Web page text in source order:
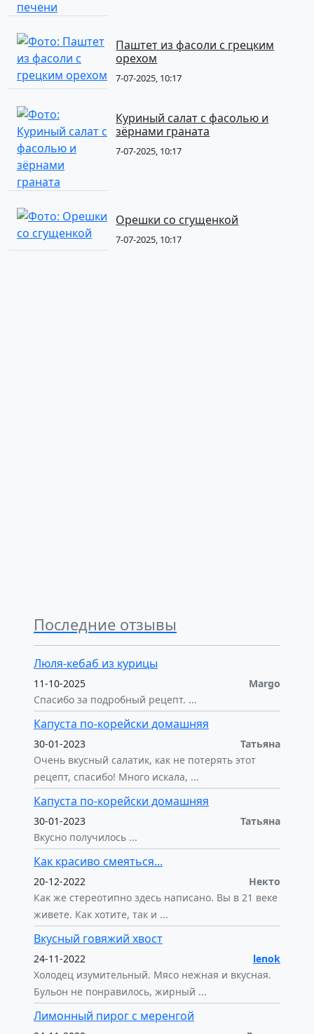
Паштет из фасоли с грецким
орехом
7-07-2025, 10:17
Куриный салат с фасолью и
зёрнами граната
7-07-2025, 10:17
Орешки со сгущенкой
7-07-2025, 10:17
Последние отзывы
Люля-кебаб из курицы
11-10-2025
Margo
Спасибо за подробный рецепт. ...
Капуста по-корейски домашняя
30-01-2023
Татьяна
Очень вкусный салатик, как не потерять этот
рецепт, спасибо! Много искала, ...
Капуста по-корейски домашняя
30-01-2023
Татьяна
Вкусно получилось ...
Как красиво смеяться...
20-12-2022
Некто
Как же стереотипно здесь написано. Вы в 21 веке
живете. Как хотите, так и ...
Вкусный говяжий хвост
24-11-2022
lenok
Холодец изумительный. Мясо нежная и вкусная.
Бульон не понравилось, жирный ...
Лимонный пирог с меренгой